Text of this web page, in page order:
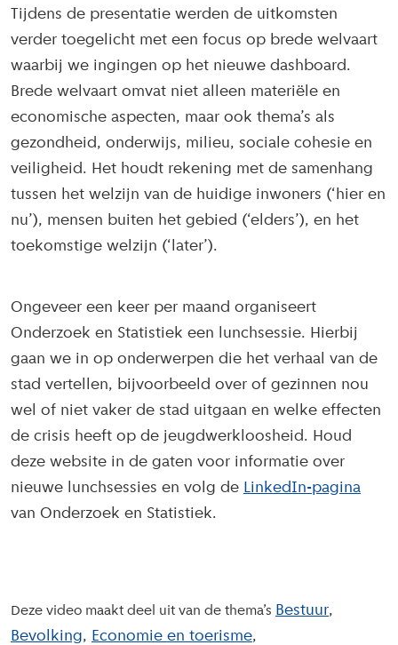
Tijdens de presentatie werden de uitkomsten
verder toegelicht met een focus op brede welvaart
waarbij we ingingen op het nieuwe dashboard.
Brede welvaart omvat niet alleen materiële en
economische aspecten, maar ook thema’s als
gezondheid, onderwijs, milieu, sociale cohesie en
veiligheid. Het houdt rekening met de samenhang
tussen het welzijn van de huidige inwoners (‘hier en
nu’), mensen buiten het gebied (‘elders’), en het
toekomstige welzijn (‘later’).
Ongeveer een keer per maand organiseert
Onderzoek en Statistiek een lunchsessie. Hierbij
gaan we in op onderwerpen die het verhaal van de
stad vertellen, bijvoorbeeld over of gezinnen nou
wel of niet vaker de stad uitgaan en welke effecten
de crisis heeft op de jeugdwerkloosheid. Houd
deze website in de gaten voor informatie over
nieuwe lunchsessies en volg de LinkedIn-pagina
van Onderzoek en Statistiek.
Deze video maakt deel uit van de thema’s Bestuur
Bevolking
Economie en toerisme